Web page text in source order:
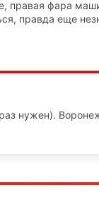
правая фара
правда еще
нужен).